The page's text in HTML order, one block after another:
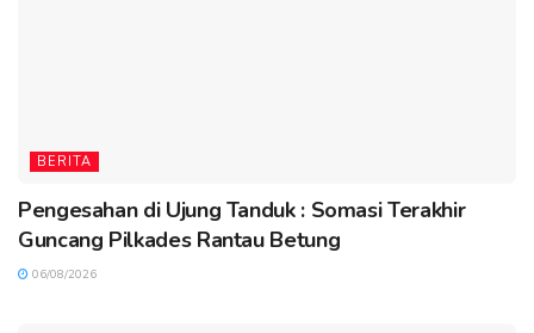
BERITA
Pengesahan di Ujung Tanduk : Somasi Terakhir
Guncang Pilkades Rantau Betung
06/08/2026